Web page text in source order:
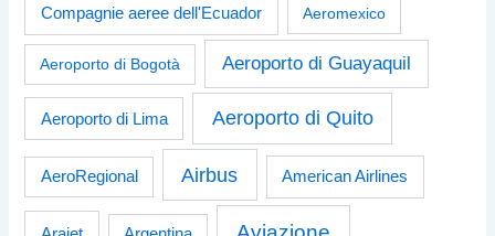
Compagnie aeree dell'Ecuador Aeromexico
Aeroporto di Bogotà Aeroporto di Guayaquil
Aeroporto di Lima Aeroporto di Quito
AeroRegional Airbus American Airlines